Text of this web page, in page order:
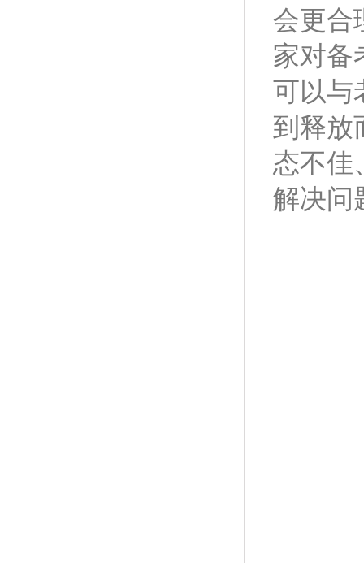
会更合
家对备
可以与
到释放
态不佳
解决问